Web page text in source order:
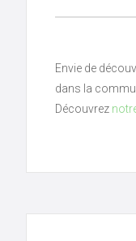
Envie de
dans la
Découvrez